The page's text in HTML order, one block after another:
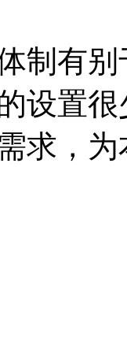
制有
设置
求，